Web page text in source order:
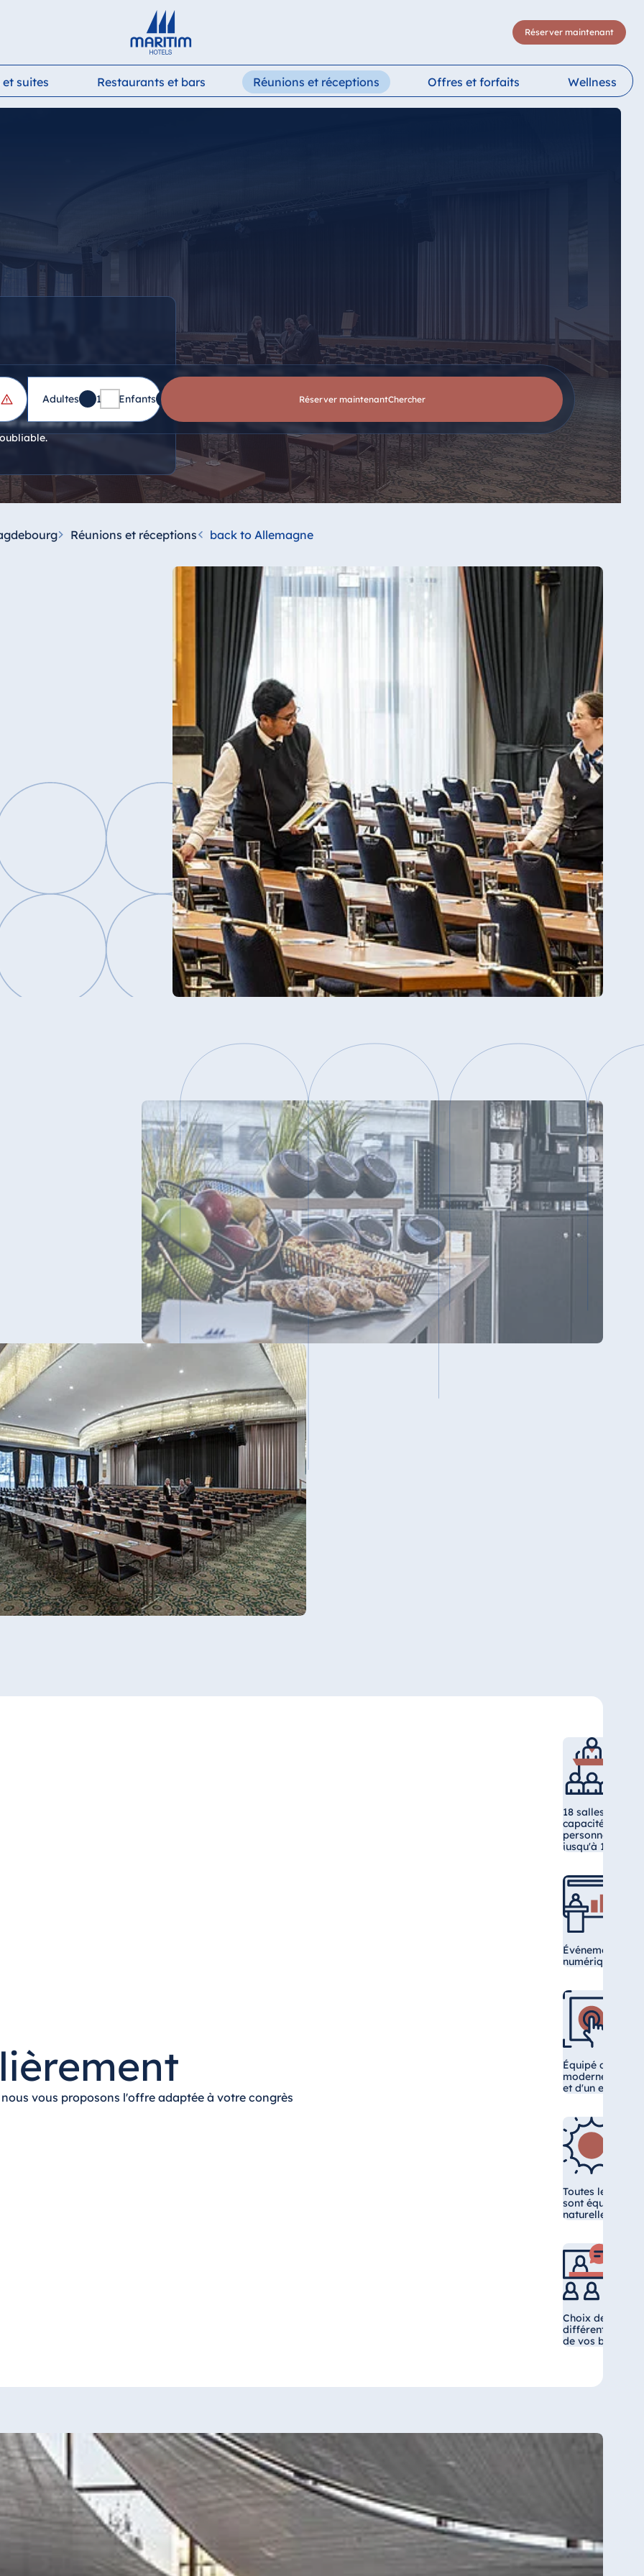
Réserver maintenant
Italiano Español
suites Restaurants et bars Réunions et réceptions Offres et forfaits Wellness
il y a 18 salles pour les
son cœur et sa passion
Adultes 1 Enfants Réserver maintenant chercher
Réunions et réceptions back to Allemagne
vous proposons l'offre adaptée à votre congrès
18 salles de
capacité allant
personnes,
jusqu'à 1 550
Événements
numériques
Équipé d'une
moderne pour
et d'un
Toutes les
sont équipées
naturelle
Choix de salles
différentes
de vos besoins